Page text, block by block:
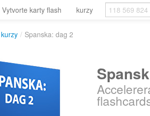
Vytvorte karty flash kurzy
/ Spanska: dag 2